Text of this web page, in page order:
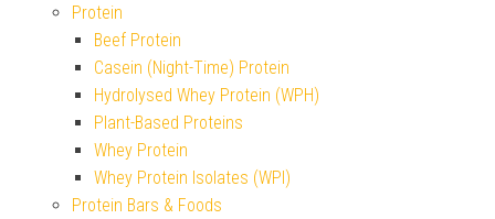
Protein
Beef Protein
Casein (Night-Time) Protein
Hydrolysed Whey Protein (WPH)
Plant-Based Proteins
Whey Protein
Whey Protein Isolates (WPI)
Protein Bars & Foods